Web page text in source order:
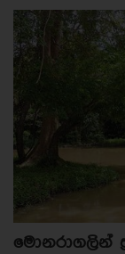
මොනරාගලින්